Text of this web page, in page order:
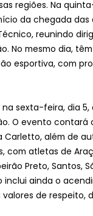
regiões. Na
da chegada das
reunindo
No mesmo dia,
esportiva, com
sexta-feira, dia 5,
O evento contará
Carletto, além de
com atletas de
Preto, Santos,
inclui ainda o
de respeito,